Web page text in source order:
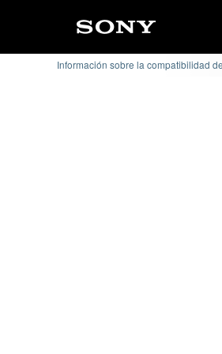
Información sobre la compatibilidad